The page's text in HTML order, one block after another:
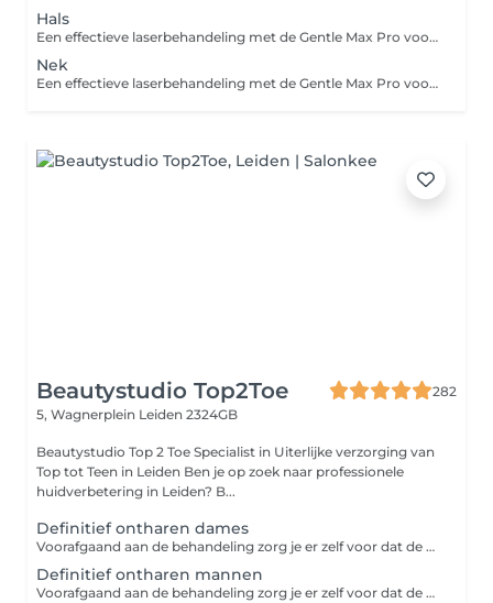
Hals
Een effectieve laserbehandeling met de Gentle Max Pro voor langdurige haarreductie op de hals. Vermindert ongewenste haargroei op een veilige en snelle manier, met een glad en zijdezacht resultaat.
Nek
Een effectieve laserbehandeling met de Gentle Max Pro voor langdurige haarreductie op de nek. Vermindert ongewenste haargroei op een veilige en snelle manier, met een glad en zijdezacht resultaat.
Beautystudio Top2Toe
282
5, Wagnerplein Leiden 2324GB
Beautystudio Top 2 Toe Specialist in Uiterlijke verzorging van
Top tot Teen in Leiden Ben je op zoek naar professionele
huidverbetering in Leiden? B...
Definitief ontharen dames
Voorafgaand aan de behandeling zorg je er zelf voor dat de huid gladgeschoren is (maximaal 24 uur van te voren). In onze kliniek wordt je huidtype bepaalt en je gezondheid besproken. Gemiddeld zijn er 6 behandelingen nodig om geheel haarvrij te zijn daarom onze pakketprijs 5(+1 gratis) U heeft een afspraak gemaakt voor definitief ontharen. Indien dit uw eerste afspraak is bij onze behandelaars dient er een intake vooraf geboekt te zijn. Let op u dient te gewenste te behandelen zone uiterlijk 24 uur voor de afspraak geschoren te hebben, indien dit niet het geval is kunnen wij niet behandelen. Intieme zones dienen gewassen te zijn vlak voor u naar de afspraak komt en in de tussentijd geen gebruik maken van het toilet! Wij behandelen geen intieme zones tijdens menstruatie u dient de afspraak dan conform ons annuleringsbeleid te verplaatsen. Mocht u vooraf nog vragen hebben kunt u ons een bericht sturen op 0653860577
Definitief ontharen mannen
Voorafgaand aan de behandeling zorg je er zelf voor dat de huid gladgeschoren is (maximaal 24 uur van te voren). In onze kliniek wordt je huidtype bepaalt en je gezondheid besproken. Gemiddeld zijn er 6 behandelingen nodig om geheel haarvrij te zijn daarom onze pakketprijs 5(+1 gratis) U heeft een afspraak gemaakt voor definitief ontharen. Indien dit uw eerste afspraak is bij onze behandelaars dient er een intake vooraf geboekt te zijn. Let op u dient te gewenste te behandelen zone uiterlijk 24 uur voor de afsprak geschoren te hebben, indien dit niet het geval is kunnen wij niet behandelen. Intieme zones dienen gewassen te zijn vlak voor u naar de afspraak komt en in de tussentijd geen gebruik maken van het toilet! Wij behandelen geen intieme zones tijdens menstruatie u dient de afspraak dan conform ons annuleringsbeleid te verplaatsen. Mocht u vooraf nog vragen hebben kunt u ons een bericht sturen op 0653860577